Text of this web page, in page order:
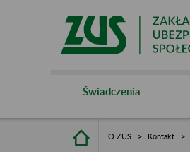
Świadczenia
O ZUS Kontakt